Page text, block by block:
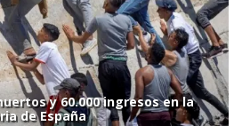
y 60.000 ingresos en la
de España